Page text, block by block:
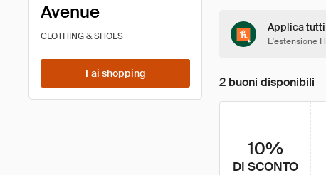
Avenue
CLOTHING & SHOES
Fai shopping
Applica tutti
L'estensione
2 buoni disponibili
10%
DI SCONTO